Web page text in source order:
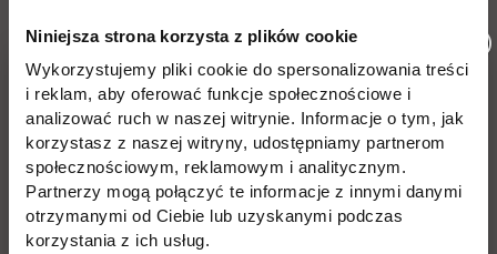
Niniejsza strona korzysta z plików cookie
Wykorzystujemy pliki cookie do spersonalizowania treści
i reklam, aby oferować funkcje społecznościowe i
analizować ruch w naszej witrynie. Informacje o tym, jak
korzystasz z naszej witryny, udostępniamy partnerom
społecznościowym, reklamowym i analitycznym.
Partnerzy mogą połączyć te informacje z innymi danymi
otrzymanymi od Ciebie lub uzyskanymi podczas
korzystania z ich usług.
Ukończenie studiów podyplomowych na kierunku Agent
celny, daje możliwość wpisu na listę Agentów celnych.
Ramowy program spotkania 20.09.2021 godz. 18:00-
19:00
wykład tematyczny Agnieszki Milczarczyk- Woźniak